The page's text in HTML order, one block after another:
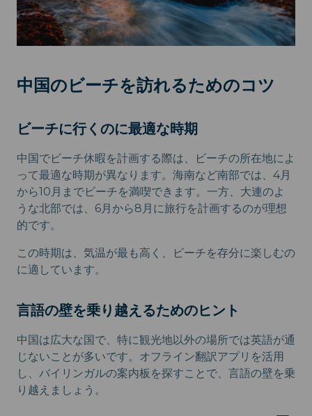
中国のビーチを訪れるためのコツ
ビーチに行くのに最適な時期
中国でビーチ休暇を計画する際は、ビーチの所在地によ
って最適な時期が異なります。海南など南部では、4月
から10月までビーチを満喫できます。一方、大連のよ
うな北部では、6月から8月に旅行を計画するのが理想
的です。
この時期は、気温が最も高く、ビーチを存分に楽しむの
に適しています。
言語の壁を乗り越えるためのヒント
中国は広大な国で、特に観光地以外の場所では英語が通
じないことが多いです。オフライン翻訳アプリを活用
し、バイリンガルの案内板を探すことで、言語の壁を乗
り越えましょう。